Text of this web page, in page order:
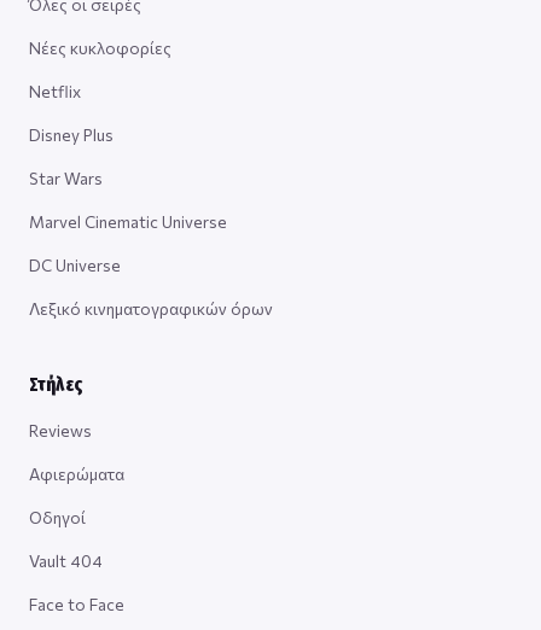
Όλες οι σειρές
Νέες κυκλοφορίες
Netflix
Disney Plus
Star Wars
Marvel Cinematic Universe
DC Universe
Λεξικό κινηματογραφικών όρων
Στήλες
Reviews
Αφιερώματα
Οδηγοί
Vault 404
Face to Face